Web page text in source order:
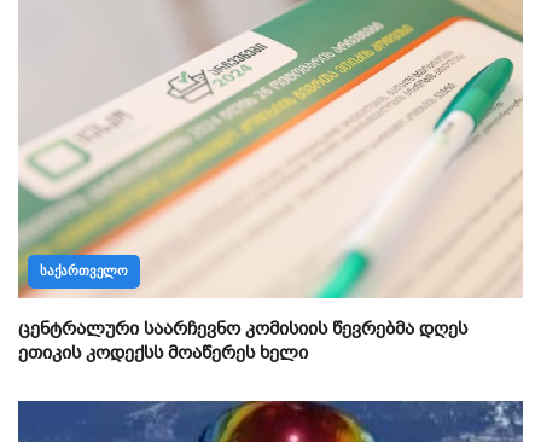
ᲡᲐᲥᲐᲠᲗᲕᲔᲚᲝ
ცენტრალური საარჩევნო კომისიის წევრებმა დღეს
ეთიკის კოდექსს მოაწერეს ხელი